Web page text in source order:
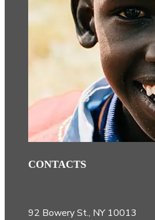
CONTACTS
92 Bowery St., NY 10013